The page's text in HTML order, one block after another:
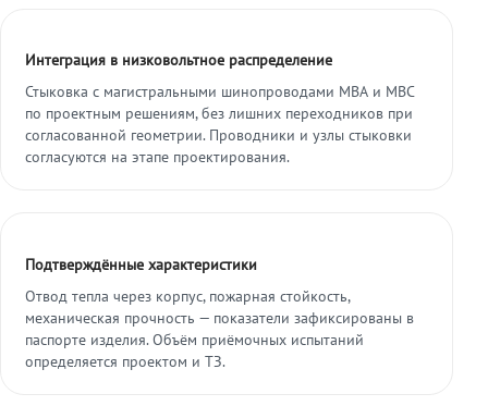
Интеграция в низковольтное распределение
Стыковка с магистральными шинопроводами МВА и МВС
по проектным решениям, без лишних переходников при
согласованной геометрии. Проводники и узлы стыковки
согласуются на этапе проектирования.
Подтверждённые характеристики
Отвод тепла через корпус, пожарная стойкость,
механическая прочность — показатели зафиксированы в
паспорте изделия. Объём приёмочных испытаний
определяется проектом и ТЗ.